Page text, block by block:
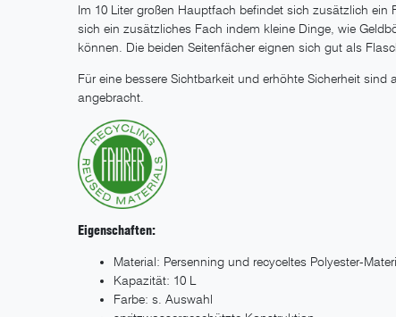
Im 10 Liter großen Hauptfach befindet sich zusätzlich ein
sich ein zusätzliches Fach indem kleine Dinge, wie
können. Die beiden Seitenfächer eignen sich gut als
Für eine bessere Sichtbarkeit und erhöhte Sicherheit sind
angebracht.
Eigenschaften:
Material: Persenning und recyceltes Polyester-
Kapazität: 10 L
Farbe: s. Auswahl